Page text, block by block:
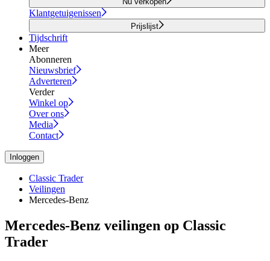
Klantgetuigenissen
Prijslijst
Tijdschrift
Meer
Abonneren
Nieuwsbrief
Adverteren
Verder
Winkel op
Over ons
Media
Contact
Inloggen
Classic Trader
Veilingen
Mercedes-Benz
Mercedes-Benz veilingen op Classic
Trader